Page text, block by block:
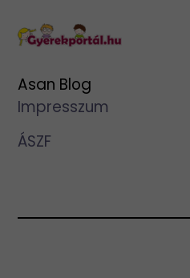
Asan Blog
Impresszum
ÁSZF